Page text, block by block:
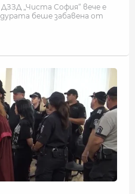
„Чиста София“ вече е
беше забавена от